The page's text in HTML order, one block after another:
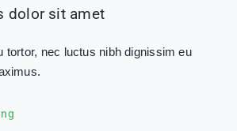
dolor sit amet
tortor, nec luctus nibh dignissim eu